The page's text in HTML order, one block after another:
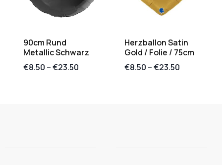
90cm Rund
Metallic Schwarz
€8.50 –€23.50
Herzballon Satin
Gold / Folie / 75cm
€8.50 –€23.50